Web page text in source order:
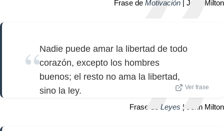
Frase de Motivación | John Milton
Nadie puede amar la libertad de todo
corazón, excepto los hombres
buenos; el resto no ama la libertad,
sino la ley.
Ver frase
Frase de Leyes | John Milton